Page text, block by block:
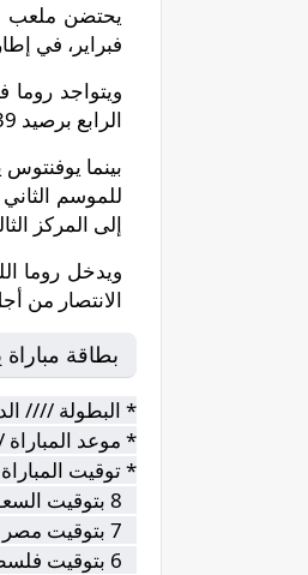
فبراير، في إطار فعاليات الأسبوع
الرابع برصيد 39 نقطة.
بينما
للموسم
إلى المركز
ويدخل روما
الانتصار من
بطاقة
* البطولة ////
* موعد المباراة //// 6/
* توقيت